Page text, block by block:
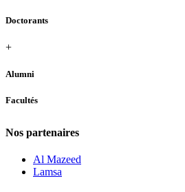
Doctorants
+
Alumni
Facultés
Nos partenaires
Al Mazeed
Lamsa